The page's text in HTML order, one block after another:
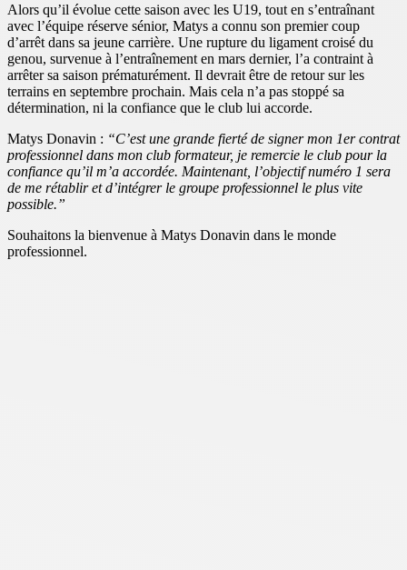
Alors qu’il évolue cette saison avec les U19, tout en s’entraînant
avec l’équipe réserve sénior, Matys a connu son premier coup
d’arrêt dans sa jeune carrière. Une rupture du ligament croisé du
genou, survenue à l’entraînement en mars dernier, l’a contraint à
arrêter sa saison prématurément. Il devrait être de retour sur les
terrains en septembre prochain. Mais cela n’a pas stoppé sa
détermination, ni la confiance que le club lui accorde.
Matys Donavin : “C’est une grande fierté de signer mon 1er contrat
professionnel dans mon club formateur, je remercie le club pour la
confiance qu’il m’a accordée. Maintenant, l’objectif numéro 1 sera
de me rétablir et d’intégrer le groupe professionnel le plus vite
possible.”
Souhaitons la bienvenue à Matys Donavin dans le monde
professionnel.